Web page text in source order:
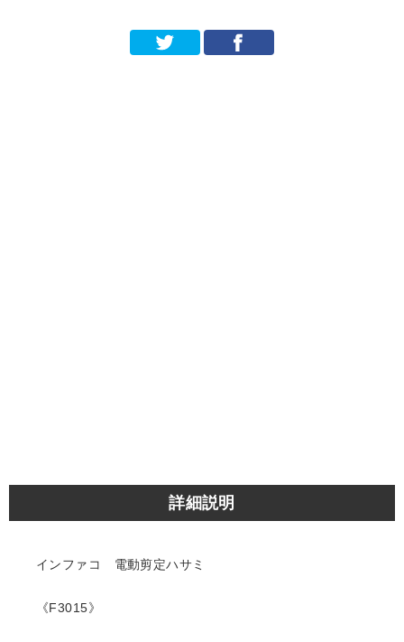
詳細説明
インファコ 電動剪定ハサミ
《F3015》